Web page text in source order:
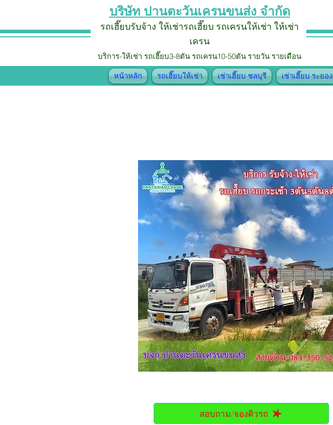
บริษัท ปานตะวันเครนขนส่ง จำกัด
รถเฮี๊ยบรับจ้าง ให้เช่ารถเฮี๊ยบ รถเครนให้เช่า ให้เช่า
เครน
บริการ-ให้เช่า รถเฮี๊ยบ3-8ตัน รถเครน10-50ตัน รายวัน รายเดือน
หน้าหลัก รถเฮี๊ยบให้เช่า เช่าเฮี๊ยบ ชลบุรี เช่าเฮี๊ยบ ระยอง
สอบถาม/จองคิวรถ